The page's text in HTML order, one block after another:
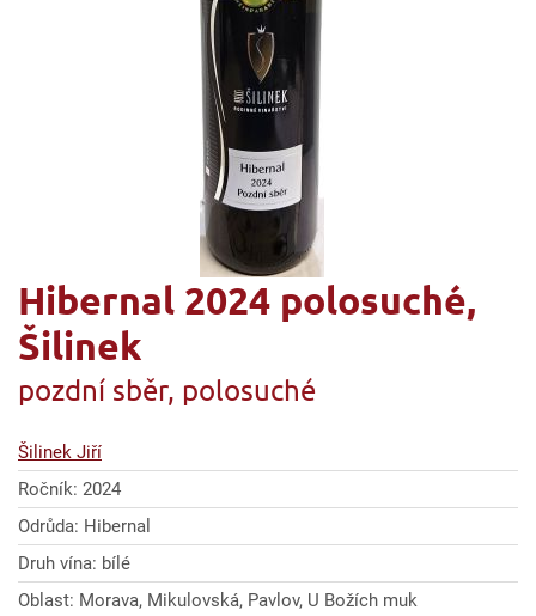
Hibernal 2024 polosuché,
Šilinek
pozdní sběr, polosuché
Šilinek Jiří
Ročník: 2024
Odrůda: Hibernal
Druh vína: bílé
Oblast: Morava, Mikulovská, Pavlov, U Božích muk